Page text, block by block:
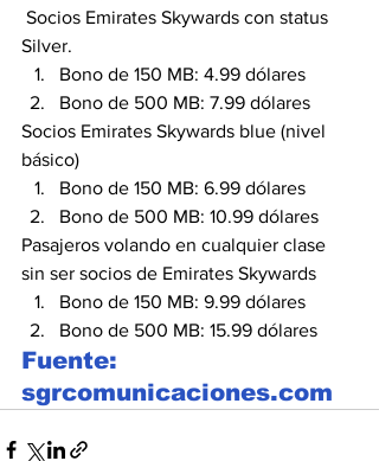
Silver.
Bono de 150 MB: 4.99 dólares
Bono de 500 MB: 7.99 dólares
Socios Emirates Skywards blue (nivel
básico)
Bono de 150 MB: 6.99 dólares
Bono de 500 MB: 10.99 dólares
Pasajeros volando en cualquier clase
sin ser socios de Emirates Skywards
Bono de 150 MB: 9.99 dólares
Bono de 500 MB: 15.99 dólares
Fuente:
sgrcomunicaciones.com